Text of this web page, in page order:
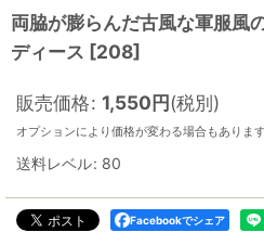
両脇が膨らんだ古風な軍服
ディース [208]
販売価格: 1,550円(税別)
オプションにより価格が変わる場合もあります
送料レベル: 80
Facebookでシェア